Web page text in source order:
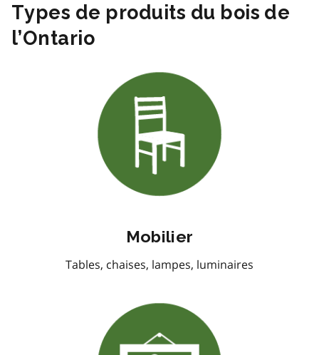
Types de produits du bois de
l’Ontario
Mobilier
Tables, chaises, lampes, luminaires